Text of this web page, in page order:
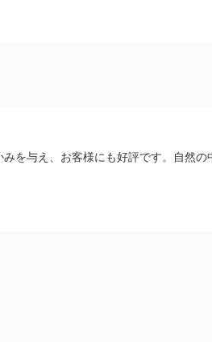
を与え、お客様にも好評です。自然の